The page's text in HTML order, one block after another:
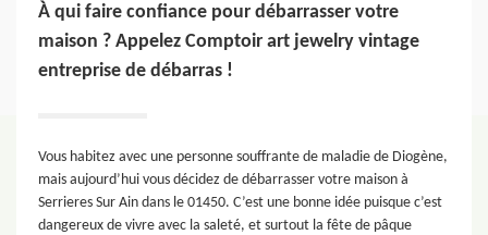
À qui faire confiance pour débarrasser votre
maison ? Appelez Comptoir art jewelry vintage
entreprise de débarras !
Vous habitez avec une personne souffrante de maladie de Diogène,
mais aujourd’hui vous décidez de débarrasser votre maison à
Serrieres Sur Ain dans le 01450. C’est une bonne idée puisque c’est
dangereux de vivre avec la saleté, et surtout la fête de pâque